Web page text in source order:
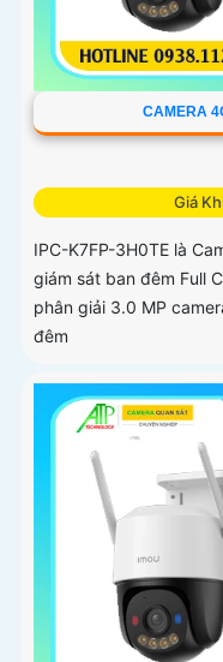
CAMERA
Giá
IPC-K7FP-3H0TE là
giám sát ban đêm Full
phân giải 3.0 MP
đêm